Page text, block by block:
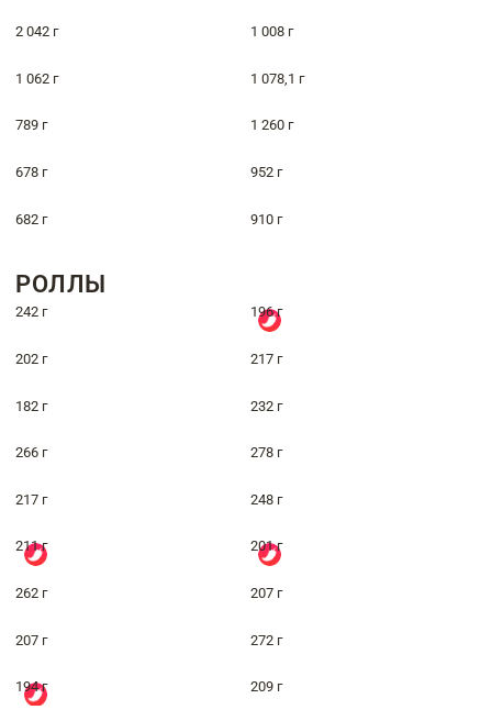
2 042 г 1 008 г
1 062 г 1 078,1 г
789 г 1 260 г
678 г 952 г
682 г 910 г
РОЛЛЫ
242 г 196 г
202 г 217 г
182 г 232 г
266 г 278 г
217 г 248 г
211 г 201 г
262 г 207 г
207 г 272 г
194 г 209 г